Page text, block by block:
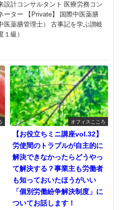
設計コンサルタント 医療労務コン
ーター 【Private】 国際中医薬膳
医薬膳管理士） 古事記を学ぶ讃岐
１級）
オフィスこころ
【お役立ちミニ講座vol.32】
労使間のトラブルが自主的に
解決できなかったらどうやっ
て解決する？事業主も労働者
も知っておいたほうがいい
「個別労働紛争解決制度」に
ついてお話します！